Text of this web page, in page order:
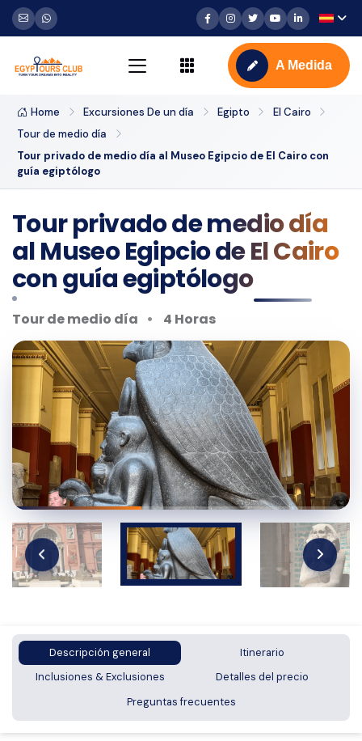
A Medida
Home Excursiones De un día Egipto
El Cairo
Tour de medio día
Tour privado de medio día al Museo Egipcio de El Cairo con
guía egiptólogo
Tour privado de medio día
al Museo Egipcio de El Cairo
con guía egiptólogo
Tour de medio día 4 Horas
Descripción general
Itinerario
Inclusiones & Exclusiones
Detalles del precio
Preguntas frecuentes